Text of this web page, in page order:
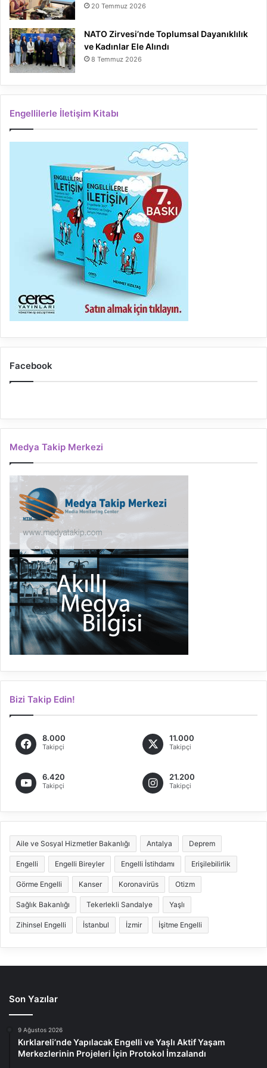
20 Temmuz 2026
NATO Zirvesi’nde Toplumsal Dayanıklılık
ve Kadınlar Ele Alındı
8 Temmuz 2026
Engellilerle İletişim Kitabı
Facebook
Medya Takip Merkezi
Bizi Takip Edin!
8.000
Takipçi
11.000
Takipçi
6.420
Takipçi
21.200
Takipçi
Aile ve Sosyal Hizmetler Bakanlığı Antalya Deprem
Engelli Engelli Bireyler Engelli İstihdamı Erişilebilirlik
Görme Engelli Kanser Koronavirüs Otizm
Sağlık Bakanlığı Tekerlekli Sandalye Yaşlı
Zihinsel Engelli İstanbul İzmir İşitme Engelli
Son Yazılar
9 Ağustos 2026
Kırklareli’nde Yapılacak Engelli ve Yaşlı Aktif Yaşam
Merkezlerinin Projeleri İçin Protokol İmzalandı